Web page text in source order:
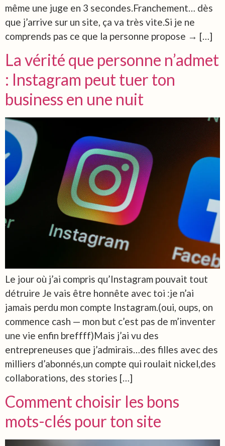
même une juge en 3 secondes.Franchement… dès
que j’arrive sur un site, ça va très vite.Si je ne
comprends pas ce que la personne propose → […]
La vérité que personne n’admet
: Instagram peut tuer ton
business en une nuit
Le jour où j’ai compris qu’Instagram pouvait tout
détruire Je vais être honnête avec toi :je n’ai
jamais perdu mon compte Instagram.(oui, oups, on
commence cash — mon but c’est pas de m’inventer
une vie enfin breffff)Mais j’ai vu des
entrepreneuses que j’admirais…des filles avec des
milliers d’abonnés,un compte qui roulait nickel,des
collaborations, des stories […]
Comment choisir les bons
mots-clés pour ton site